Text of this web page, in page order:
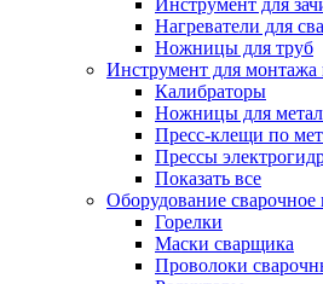
Инструмент для
Нагреватели для
Ножницы для труб
Инструмент для монтажа
Калибраторы
Ножницы для
Пресс-клещи по
Прессы
Показать все
Оборудование
Горелки
Маски сварщика
Проволоки